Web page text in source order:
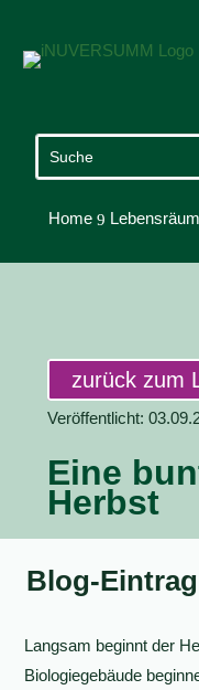
Home 9
zurück zum
Veröffentlicht:
Eine
Herbst
Blog-
Langsam beginnt der
Biologiegebäude